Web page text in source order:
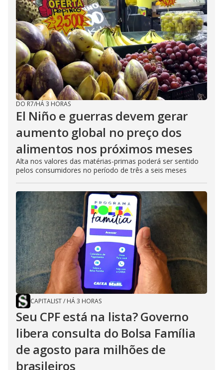
DO R7/HÁ 3 HORAS
El Niño e guerras devem gerar
aumento global no preço dos
alimentos nos próximos meses
Alta nos valores das matérias-primas poderá ser sentido
pelos consumidores no período de três a seis meses
CAPITALIST/ HÁ 3 HORAS
Seu CPF está na lista? Governo
libera consulta do Bolsa Família
de agosto para milhões de
brasileiros